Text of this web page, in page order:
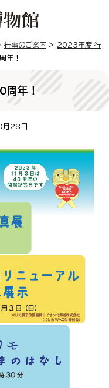
行事のご案内 > 2023年度 行
年！
周年！
28日